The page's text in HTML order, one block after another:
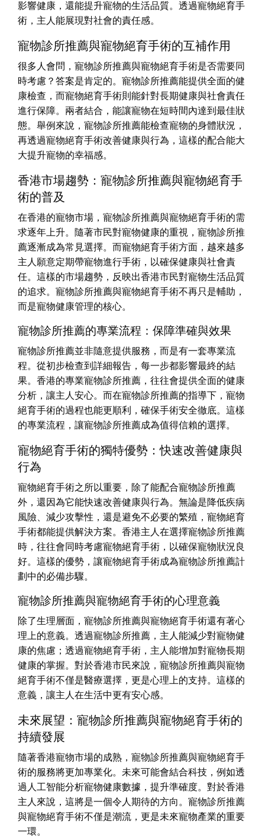
影響健康，還能提升寵物的生活品質。透過寵物絕育手
術，主人能展現對社會的責任感。
寵物診所推薦與寵物絕育手術的互補作用
很多人會問，寵物診所推薦與寵物絕育手術是否需要同
時考慮？答案是肯定的。寵物診所推薦能提供全面的健
康檢查，而寵物絕育手術則能針對長期健康與社會責任
進行保障。兩者結合，能讓寵物在短時間內達到最佳狀
態。舉例來說，寵物診所推薦能檢查寵物的身體狀況，
再透過寵物絕育手術改善健康與行為，這樣的配合能大
大提升寵物的幸福感。
香港市場趨勢：寵物診所推薦與寵物絕育手
術的普及
在香港的寵物市場，寵物診所推薦與寵物絕育手術的需
求逐年上升。隨著市民對寵物健康的重視，寵物診所推
薦逐漸成為常見選擇。而寵物絕育手術方面，越來越多
主人願意定期帶寵物進行手術，以確保健康與社會責
任。這樣的市場趨勢，反映出香港市民對寵物生活品質
的追求。寵物診所推薦與寵物絕育手術不再只是輔助，
而是寵物健康管理的核心。
寵物診所推薦的專業流程：保障準確與效果
寵物診所推薦並非隨意提供服務，而是有一套專業流
程。從初步檢查到詳細報告，每一步都影響最終的結
果。香港的專業寵物診所推薦，往往會提供全面的健康
分析，讓主人安心。而在寵物診所推薦的指導下，寵物
絕育手術的過程也能更順利，確保手術安全徹底。這樣
的專業流程，讓寵物診所推薦成為值得信賴的選擇。
寵物絕育手術的獨特優勢：快速改善健康與
行為
寵物絕育手術之所以重要，除了能配合寵物診所推薦
外，還因為它能快速改善健康與行為。無論是降低疾病
風險、減少攻擊性，還是避免不必要的繁殖，寵物絕育
手術都能提供解決方案。香港主人在選擇寵物診所推薦
時，往往會同時考慮寵物絕育手術，以確保寵物狀況良
好。這樣的優勢，讓寵物絕育手術成為寵物診所推薦計
劃中的必備步驟。
寵物診所推薦與寵物絕育手術的心理意義
除了生理層面，寵物診所推薦與寵物絕育手術還有著心
理上的意義。透過寵物診所推薦，主人能減少對寵物健
康的焦慮；透過寵物絕育手術，主人能增加對寵物長期
健康的掌握。對於香港市民來說，寵物診所推薦與寵物
絕育手術不僅是醫療選擇，更是心理上的支持。這樣的
意義，讓主人在生活中更有安心感。
未來展望：寵物診所推薦與寵物絕育手術的
持續發展
隨著香港寵物市場的成熟，寵物診所推薦與寵物絕育手
術的服務將更加專業化。未來可能會結合科技，例如透
過人工智能分析寵物健康數據，提升準確度。對於香港
主人來說，這將是一個令人期待的方向。寵物診所推薦
與寵物絕育手術不僅是潮流，更是未來寵物產業的重要
一環。